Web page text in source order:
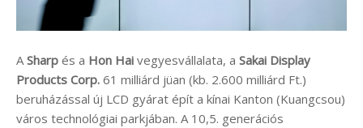
ASharp és a Hon Hai vegyesvállalata, a Sakai Display
Products Corp. 61 milliárd jüan (kb. 2.600 milliárd Ft.)
beruházással új LCD gyárat épít a kínai Kanton (Kuangcsou)
város technológiai parkjában. A 10,5. generációs